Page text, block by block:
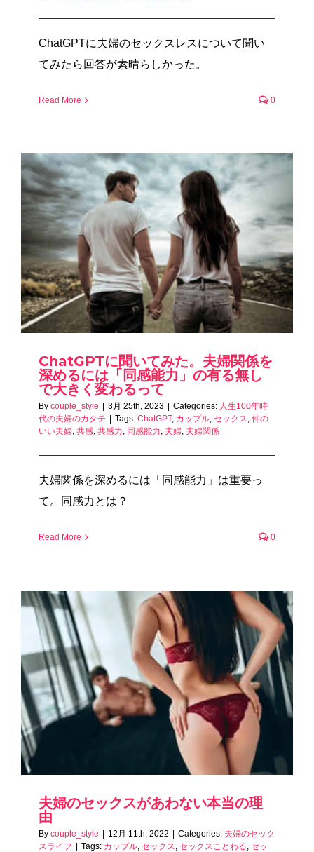
ChatGPTに夫婦のセックスレスについて聞い
てみたら回答が素晴らしかった。
Read More 0
ChatGPTに聞いてみた。夫婦関係を
深めるには「同感能力」の有る無し
で大きく変わるって
By couple_style 3月 25th, 2023 Categories: 人生100年時
代の夫婦のカタチ
Tags: ChatGPT, カップル, セックス, 仲の
いい夫婦, 共感, 共感力, 同感能力, 夫婦, 夫婦関係
夫婦関係を深めるには「同感能力」は重要っ
て。同感力とは？
Read More 0
夫婦のセックスがあわない本当の理
由
By couple_style | 12月 11th, 2022 | Categories: 夫婦のセック
スライフ | Tags: カップル, セックス, セックスことわる, セッ